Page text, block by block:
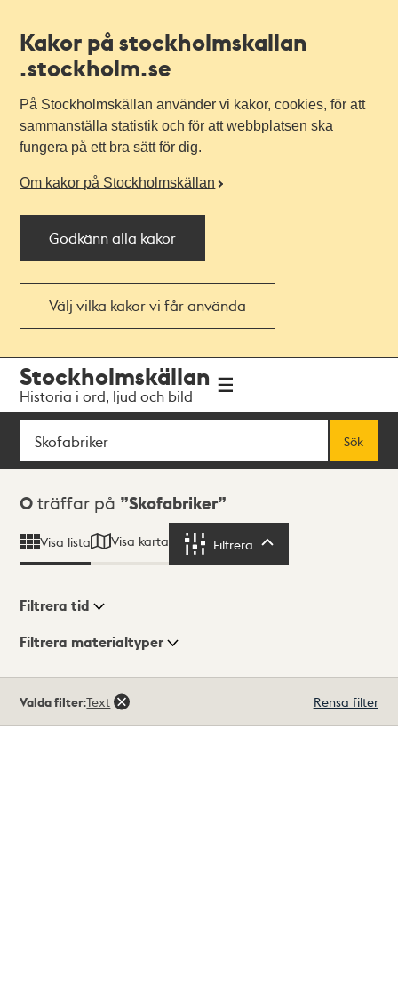
Kakor på stockholmskallan
.stockholm.se
På Stockholmskällan använder vi kakor, cookies, för att
sammanställa statistik och för att webbplatsen ska
fungera på ett bra sätt för dig.
Om kakor på Stockholmskällan
Godkänn alla kakor
Välj vilka kakor vi får använda
navigationen
huvudinnehållet
Stockholmskällan
Historia i ord, ljud och bild
Sök
Sök
Sökresultat
0 träffar på Skofabriker
Visa lista Visa karta Filtrera
Visningsläge
Filtrera tid
Filtrera materialtyper
träffar
Valda filter:Text Rensa filter